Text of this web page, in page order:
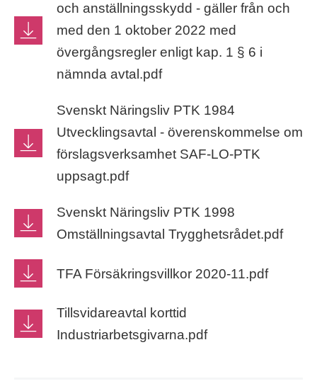
och anställningsskydd - gäller från och
med den 1 oktober 2022 med
övergångsregler enligt kap. 1 § 6 i
nämnda avtal.pdf
Svenskt Näringsliv PTK 1984
Utvecklingsavtal - överenskommelse om
förslagsverksamhet SAF-LO-PTK
uppsagt.pdf
Svenskt Näringsliv PTK 1998
Omställningsavtal Trygghetsrådet.pdf
TFA Försäkringsvillkor 2020-11.pdf
Tillsvidareavtal korttid
Industriarbetsgivarna.pdf